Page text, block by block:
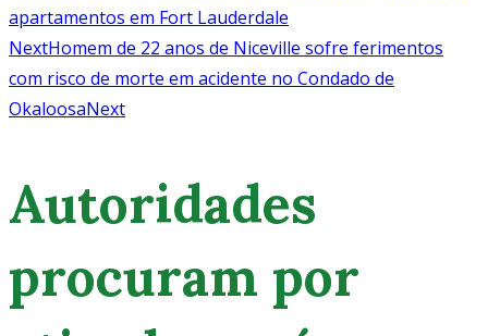
apartamentos em Fort Lauderdale
NextHomem de 22 anos de Niceville sofre ferimentos
com risco de morte em acidente no Condado de
OkaloosaNext
Autoridades
procuram por